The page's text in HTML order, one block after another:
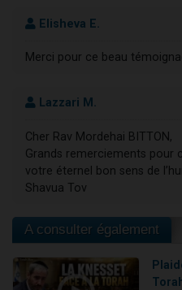
Elisheva E.
Merci pour ce beau
Lazzari M.
Cher Rav Mordehai BITTON,
Grands remerciements pour
votre éternel bon sens de
Shavua Tov
A consulter également